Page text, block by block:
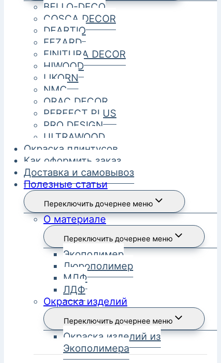
BELLO-DECO
COSCA DECOR
DEARTIO
FEZARD
FINITURA DECOR
HIWOOD
LIKORN
NMC
ORAC DECOR
PERFECT PLUS
PRO DESIGN
ULTRAWOOD
Окраска плинтусов
Как оформить заказ
Доставка и самовывоз
Полезные статьи
Переключить дочернее меню
О материале
Переключить дочернее меню
Экополимер
Дюрополимер
МДФ
ЛДФ
Окраска изделий
Переключить дочернее меню
Окраска изделий из
Экополимера